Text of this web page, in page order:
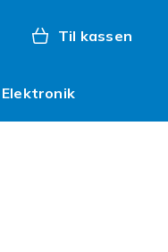
Til kassen
Elektronik